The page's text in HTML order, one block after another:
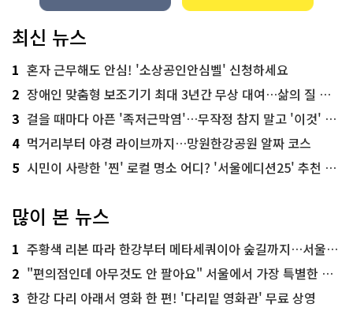
최신 뉴스
1 혼자 근무해도 안심! '소상공인안심벨' 신청하세요
2 장애인 맞춤형 보조기기 최대 3년간 무상 대여…삶의 질 높인다
3 걸을 때마다 아픈 '족저근막염'…무작정 참지 말고 '이것' 해보세요!
4 먹거리부터 야경 라이브까지…망원한강공원 알짜 코스
5 시민이 사랑한 '찐' 로컬 명소 어디? '서울에디션25' 추천 코스
많이 본 뉴스
1 주황색 리본 따라 한강부터 메타세쿼이아 숲길까지…서울둘레길 15코스
2 "편의점인데 아무것도 안 팔아요" 서울에서 가장 특별한 편의점의 정체
3 한강 다리 아래서 영화 한 편! '다리밑 영화관' 무료 상영